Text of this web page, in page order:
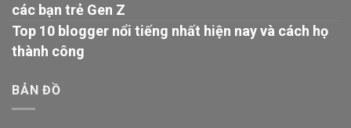
các bạn trẻ Gen Z
Top 10 blogger nổi tiếng nhất hiện nay và cách họ
thành công
BẢN ĐỒ